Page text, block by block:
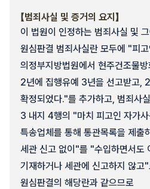
【범죄사실 및 증거의 요지】
이 법원이 인정하는 범죄사실 및
원심판결 범죄사실란 모두에 "피
의정부지방법원에서 현주건조물
2년에 집행유예 3년을 선고받고,
확정되었다."를 추가하고, 범죄사
3 내지 4행의 "마치 피고인 자가
특송업체를 통해 통관목록을 제출
세관 신고 없이"를 "수입하면서도
기재하거나 세관에 신고하지 않고
원심판결의 해당란과 같으므로